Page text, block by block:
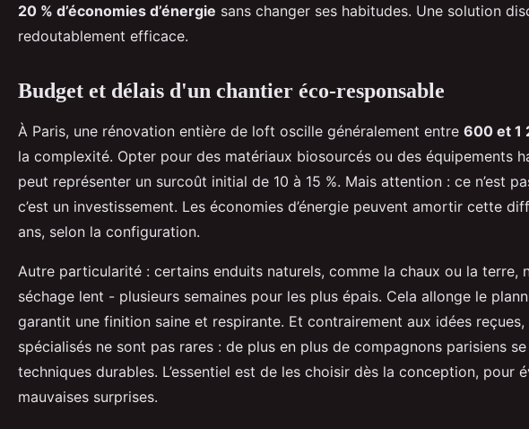
20 % d’économies d’énergie sans changer ses habitudes. Une solution
redoutablement efficace.
Budget et délais d'un chantier éco-responsable
À Paris, une rénovation entière de loft oscille généralement entre 600 et 1
la complexité. Opter pour des matériaux biosourcés ou des équipements
peut représenter un surcoût initial de 10 à 15 %. Mais attention : ce n’est
c’est un investissement. Les économies d’énergie peuvent amortir cette
ans, selon la configuration.
Autre particularité : certains enduits naturels, comme la chaux ou la terre,
séchage lent - plusieurs semaines pour les plus épais. Cela allonge le
garantit une finition saine et respirante. Et contrairement aux idées reçues,
spécialisés ne sont pas rares : de plus en plus de compagnons parisiens
techniques durables. L’essentiel est de les choisir dès la conception, pour
mauvaises surprises.